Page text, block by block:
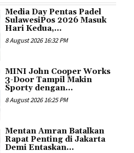
Media Day Pentas Padel
SulawesiPos 2026 Masuk
Hari Kedua,...
8 August 2026 16:32 PM
MINI John Cooper Works
3-Door Tampil Makin
Sporty dengan...
8 August 2026 16:25 PM
Mentan Amran Batalkan
Rapat Penting di Jakarta
Demi Entaskan...